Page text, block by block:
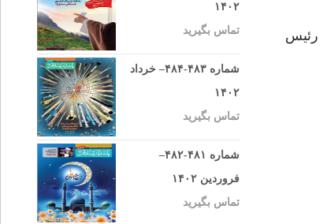
رئيس
۱۴۰۲
تماس بگیرید
شماره ۴۸۳-۴۸۴– خرداد
۱۴۰۲
تماس بگیرید
شماره ۴۸۱-۴۸۲–
فروردین ۱۴۰۲
تماس بگیرید